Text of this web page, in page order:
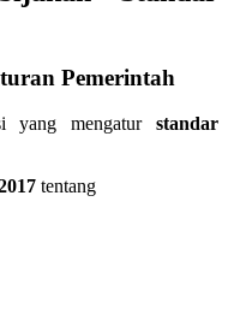
Pemerintah
yang mengatur standar
tentang